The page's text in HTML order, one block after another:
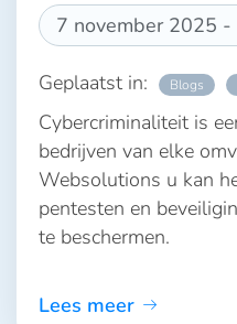
7 november 2025 -
Geplaatst in: Blogs
Cybercriminaliteit is
bedrijven van elke
Websolutions u kan
pentesten en
te beschermen.
Lees meer